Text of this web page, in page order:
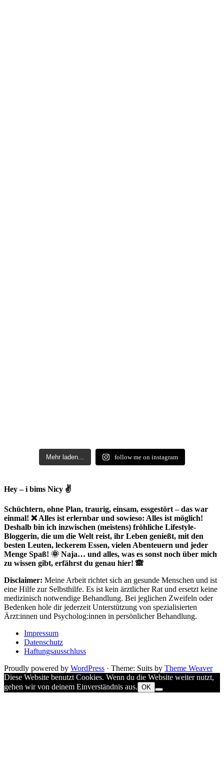
Mehr laden... follow me on instagram
Hey – i bims Nicy ✌
Schüchtern, ohne Plan, traurig, einsam, essgestört – das war
einmal! ❌ Alles ist erlernbar und sowieso: Alles ist möglich!
Deshalb bin ich inzwischen (meistens) fröhliche Lifestyle-
Bloggerin, die um die Welt reist, ihr Leben genießt, mit den
besten Leuten, leckerem Essen, vielen Abenteuern und jeder
Menge Spaß! 🌞 Naja… und alles, was es sonst noch über mich
zu wissen gibt, erfährst du genau hier! 🙈
Disclaimer: Meine Arbeit richtet sich an gesunde Menschen und ist
eine Hilfe zur Selbsthilfe. Es ist kein ärztlicher Rat und ersetzt keine
medizinisch notwendige Behandlung. Bei jeglichen Zweifeln oder
Bedenken hole dir jederzeit Unterstützung von spezialisierten
Ärzt:innen und Psycholog:innen in persönlicher Behandlung.
Impressum
Datenschutz
Haftungsausschluss
Proudly powered by WordPress · Theme: Suits by Theme Weaver
Diese Website benutzt Cookies. Wenn du die Website weiter nutzt,
gehen wir von deinem Einverständnis aus. OK